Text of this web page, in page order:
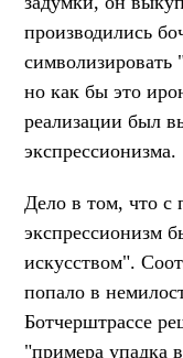
производились
символизировать
но как бы это
реализации был
экспрессионизма.
Дело в том, что с
экспрессионизм
искусством".
попало в
Ботчерштрассе
"примера упадка